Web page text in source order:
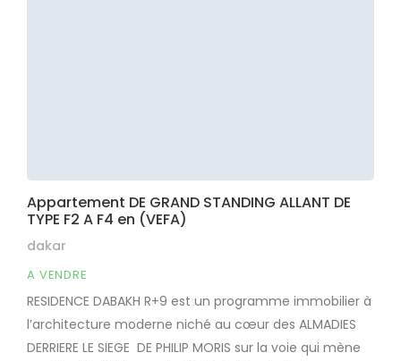
Appartement DE GRAND STANDING ALLANT DE
TYPE F2 A F4 en (VEFA)
dakar
A VENDRE
RESIDENCE DABAKH R+9 est un programme immobilier à
l’architecture moderne niché au cœur des ALMADIES
DERRIERE LE SIEGE DE PHILIP MORIS sur la voie qui mène